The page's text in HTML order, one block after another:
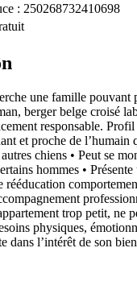
: 250268732410698
une famille pouvant
berger belge croisé
responsable.
et proche de l’humain
chiens • Peut se
hommes •
rééducation
trop petit, ne
physiques,
dans l’intérêt de son